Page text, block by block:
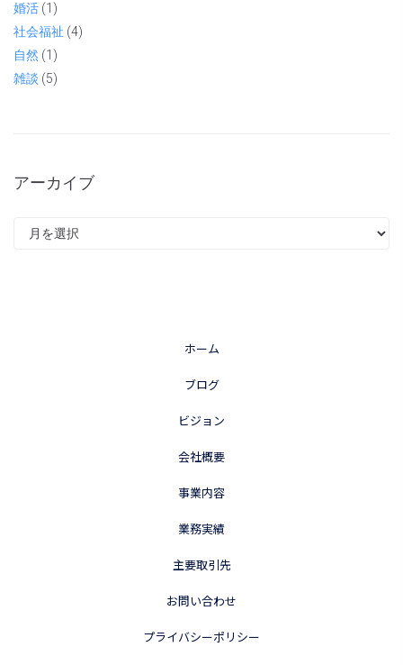
婚活 (1)
社会福祉 (4)
自然 (1)
雑談 (5)
アーカイブ
ホーム
ブログ
ビジョン
会社概要
事業内容
業務実績
主要取引先
お問い合わせ
プライバシーポリシー